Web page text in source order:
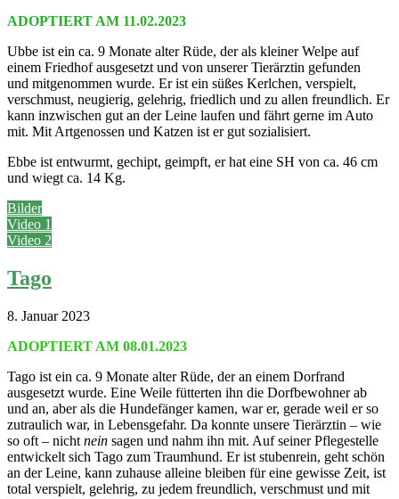
ADOPTIERT AM 11.02.2023
Ubbe ist ein ca. 9 Monate alter Rüde, der als kleiner Welpe auf
einem Friedhof ausgesetzt und von unserer Tierärztin gefunden
und mitgenommen wurde. Er ist ein süßes Kerlchen, verspielt,
verschmust, neugierig, gelehrig, friedlich und zu allen freundlich. Er
kann inzwischen gut an der Leine laufen und fährt gerne im Auto
mit. Mit Artgenossen und Katzen ist er gut sozialisiert.
Ebbe ist entwurmt, gechipt, geimpft, er hat eine SH von ca. 46 cm
und wiegt ca. 14 Kg.
Bilder
Video 1
Video 2
Tago
8. Januar 2023
ADOPTIERT AM 08.01.2023
Tago ist ein ca. 9 Monate alter Rüde, der an einem Dorfrand
ausgesetzt wurde. Eine Weile fütterten ihn die Dorfbewohner ab
und an, aber als die Hundefänger kamen, war er, gerade weil er so
zutraulich war, in Lebensgefahr. Da konnte unsere Tierärztin – wie
so oft – nicht nein sagen und nahm ihn mit. Auf seiner Pflegestelle
entwickelt sich Tago zum Traumhund. Er ist stubenrein, geht schön
an der Leine, kann zuhause alleine bleiben für eine gewisse Zeit, ist
total verspielt, gelehrig, zu jedem freundlich, verschmust und mit